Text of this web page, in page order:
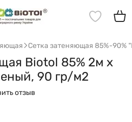
Сетка затеняющая 85%-90%
Biotol 85% 2м х
90 гр/м2
отзыв